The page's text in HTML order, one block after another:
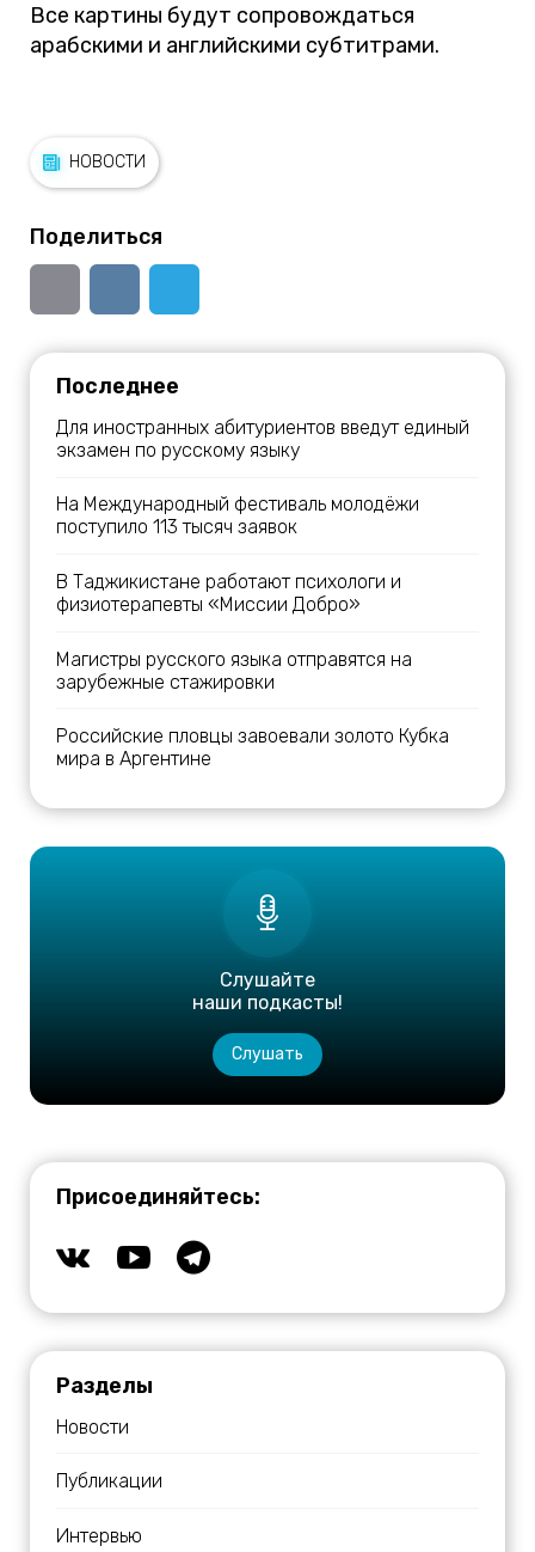
Все картины будут сопровождаться
арабскими и английскими субтитрами.
НОВОСТИ
Поделиться
Последнее
Для иностранных абитуриентов введут единый
экзамен по русскому языку
На Международный фестиваль молодёжи
поступило 113 тысяч заявок
В Таджикистане работают психологи и
физиотерапевты «Миссии Добро»
Магистры русского языка отправятся на
зарубежные стажировки
Российские пловцы завоевали золото Кубка
мира в Аргентине
Слушайте
наши подкасты!
Слушать
Присоединяйтесь:
Разделы
Новости
Публикации
Интервью